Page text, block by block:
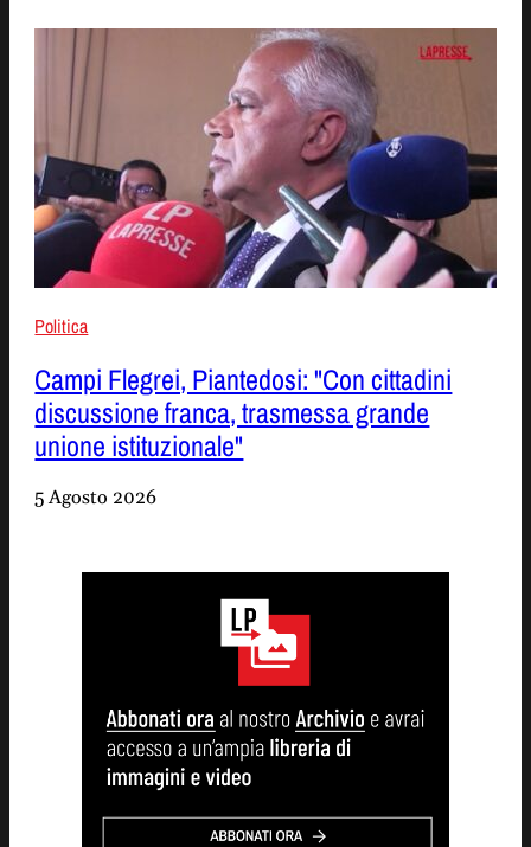
Politica
Campi Flegrei, Piantedosi: "Con cittadini
discussione franca, trasmessa grande
unione istituzionale"
5 Agosto 2026